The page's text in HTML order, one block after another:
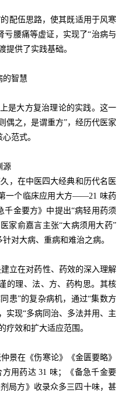
配伍思路，使其既适用于风寒
腰痛等虚证，实现了“治病与
提供了实践基础。
的智慧
大方复治理论的实践。这一
偶之，是谓重方”，经历代医家
范式。
源
，在中医四大经典和历代名医
一个临床应用大方——21 味药
金要方》中提出“病轻用药须
家俞嘉言主张“大病须用大药”
对大病、重病和难治之病。
立在对药性、药效的深入理解
的理、法、方、药构思。其核
患”的复杂病机，通过“集数方
实现“多病同治、多法并用、主
疗效和扩大适应范围。
在《伤寒论》《金匮要略》
用药达 31 味；《备急千金要
局方》收录众多三四十味，甚